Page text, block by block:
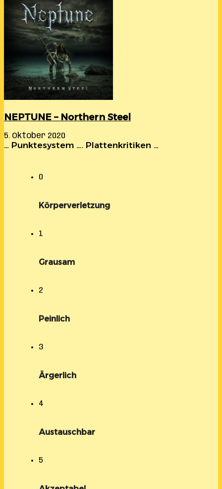
NEPTUNE – Northern Steel
5. Oktober 2020
… Punktesystem …. Plattenkritiken …
0
Körperverletzung
1
Grausam
2
Peinlich
3
Ärgerlich
4
Austauschbar
5